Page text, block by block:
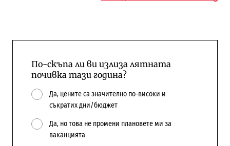
По-скъпа ли ви излиза лятната
почивка тази година?
Да, цените са значително по-високи и
съкратих дни/бюджет
Да, но това не промени плановете ми за
ваканцията